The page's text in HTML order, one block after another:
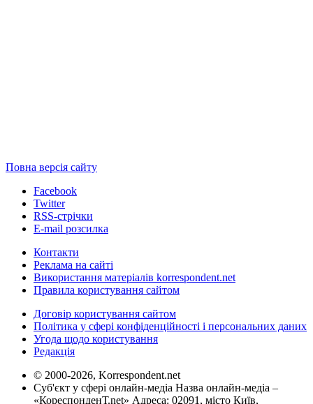
Повна версія сайту
Facebook
Twitter
RSS-стрічки
E-mail розсилка
Контакти
Реклама на сайті
Використання матеріалів korrespondent.net
Правила користування сайтом
Договір користування сайтом
Політика у сфері конфіденційності і персональних даних
Угода щодо користування
Редакція
© 2000-2026, Korrespondent.net
Суб'єкт у сфері онлайн-медіа Назва онлайн-медіа –
«КореспонденТ.net» Адреса: 02091, місто Київ,